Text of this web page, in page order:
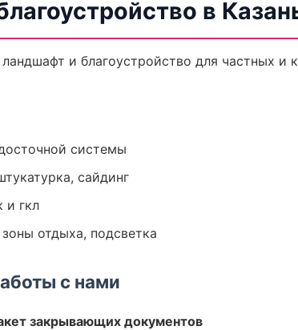
в
и благоустройство для частных
системы
сайдинг
и гкл
отдыха, подсветка
с нами
закрывающих документов